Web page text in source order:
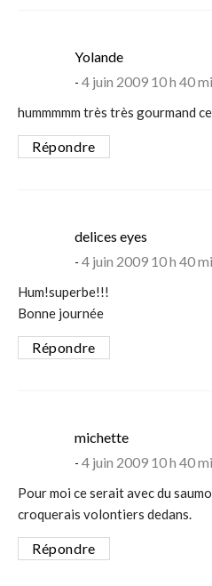
Yolandesays:
4 juin 2009 10 h 40
hummmmm très très gourmand
Répondre
delices eyes
4 juin 2009 10 h 40
Hum!superbe!!!
Bonne journée
Répondre
michettesays:
4 juin 2009 10 h 40
Pour moi ce serait avec du
croquerais volontiers dedans.
Répondre